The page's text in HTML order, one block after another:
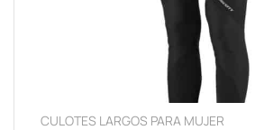
CULOTES LARGOS PARA MUJER